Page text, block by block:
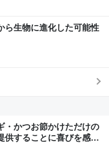
ら生物に進化した可能性
・かつお節かけただけの
供することに喜びを感じ